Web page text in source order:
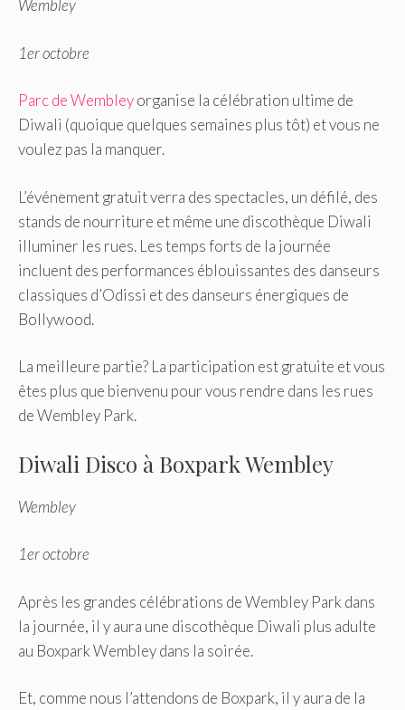
Wembley
1er octobre
Parc de Wembleyorganise la célébration ultime de
Diwali (quoique quelques semaines plus tôt) et vous ne
voulez pas la manquer.
L’événement gratuit verra des spectacles, un défilé, des
stands de nourriture et même une discothèque Diwali
illuminer les rues. Les temps forts de la journée
incluent des performances éblouissantes des danseurs
classiques d’Odissi et des danseurs énergiques de
Bollywood.
La meilleure partie? La participation est gratuite et vous
êtes plus que bienvenu pour vous rendre dans les rues
de Wembley Park.
Diwali Disco à Boxpark Wembley
Wembley
1er octobre
Après les grandes célébrations de Wembley Park dans
la journée, il y aura une discothèque Diwali plus adulte
au Boxpark Wembley dans la soirée.
Et, comme nous l’attendons de Boxpark, il y aura de la